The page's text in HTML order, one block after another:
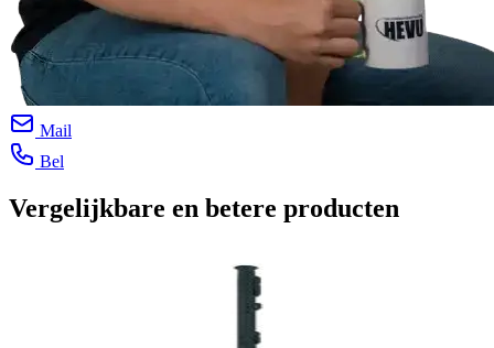
Mail
Bel
Vergelijkbare en betere producten